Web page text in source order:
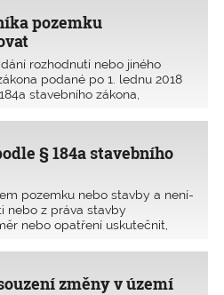
pozemku
rozhodnutí nebo jiného
podané po 1. lednu 2018
stavebního zákona,
nedostatku žádosti,
§ 184a stavebního
pozemku nebo stavby a není-
nebo z práva stavby
nebo opatření uskutečnit,
dokončené stavby jejím
změny v území